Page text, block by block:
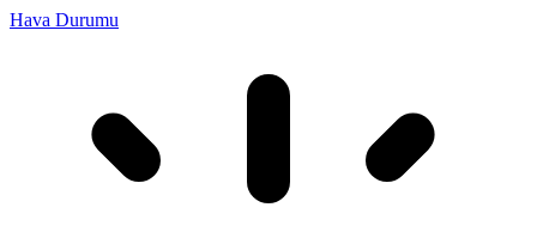
Hava Durumu